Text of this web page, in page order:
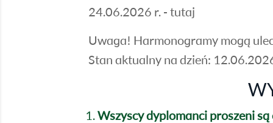
24.06.2026 r. - tutaj
Uwaga! Harmonogramy mogą
Stan aktualny na dzień:
Wszyscy dyplomanci proszeni